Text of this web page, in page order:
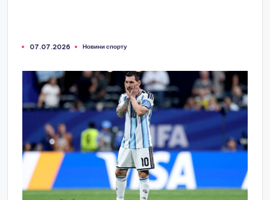
07.07.2026
Опубліковано
Новини спорту